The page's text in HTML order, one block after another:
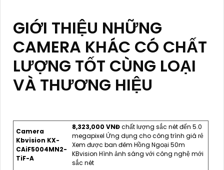
GIỚI THIỆU NHỮNG
CAMERA KHÁC CÓ CHẤT
LƯỢNG TỐT CÙNG LOẠI
VÀ THƯƠNG HIỆU
Camera
Kbvision KX-
CAiF5004MN2-
TiF-A
8,323,000 VNĐchất lượng sắc nét đến 5.0
megapixel Ứng dụng cho công trình giá rẻ
Xem được ban đêm Hồng Ngoại 50m
KBvision Hình ảnh sáng với công nghệ mới
sắc nét